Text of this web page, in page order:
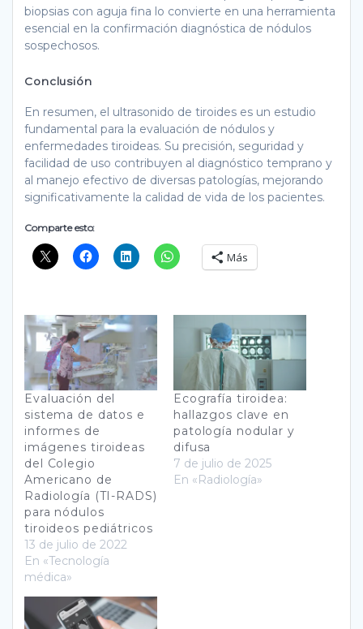
biopsias con aguja fina lo convierte en una herramienta
esencial en la confirmación diagnóstica de nódulos
sospechosos.
Conclusión
En resumen, el ultrasonido de tiroides es un estudio
fundamental para la evaluación de nódulos y
enfermedades tiroideas. Su precisión, seguridad y
facilidad de uso contribuyen al diagnóstico temprano y
al manejo efectivo de diversas patologías, mejorando
significativamente la calidad de vida de los pacientes.
Comparte esto:
Más
Evaluación del
sistema de datos e
informes de
imágenes tiroideas
del Colegio
Americano de
Radiología (TI-RADS)
para nódulos
tiroideos pediátricos
13 de julio de 2022
En «Tecnología
médica»
Ecografía tiroidea:
hallazgos clave en
patología nodular y
difusa
7 de julio de 2025
En «Radiología»